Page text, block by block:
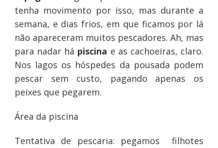
tenha movimento por isso, mas durante a
semana, e dias frios, em que ficamos por lá
não apareceram muitos pescadores. Ah, mas
para nadar há piscina e as cachoeiras, claro.
Nos lagos os hóspedes da pousada podem
pescar sem custo, pagando apenas os
peixes que pegarem.
Área da piscina
Tentativa de pescaria: pegamos filhotes